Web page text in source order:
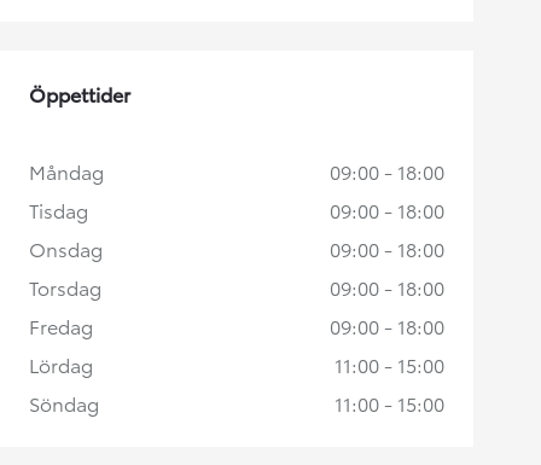
Öppettider
Måndag
09:00 - 18:00
Tisdag
09:00 - 18:00
Onsdag
09:00 - 18:00
Torsdag
09:00 - 18:00
Fredag
09:00 - 18:00
Lördag
11:00 - 15:00
Söndag
11:00 - 15:00